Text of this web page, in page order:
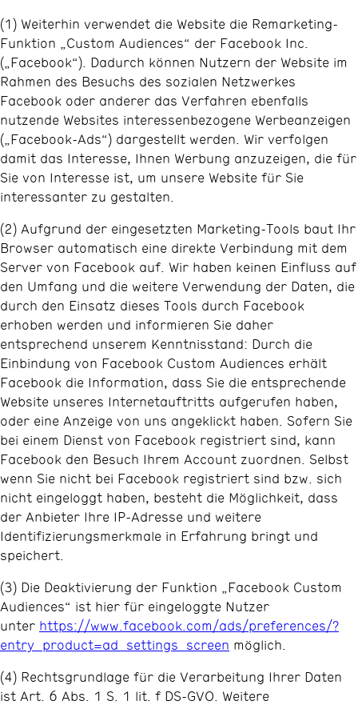
(1) Weiterhin verwendet die Website die Remarketing-
Funktion „Custom Audiences“ der Facebook Inc.
(„Facebook“). Dadurch können Nutzern der Website im
Rahmen des Besuchs des sozialen Netzwerkes
Facebook oder anderer das Verfahren ebenfalls
nutzende Websites interessenbezogene Werbeanzeigen
(„Facebook-Ads“) dargestellt werden. Wir verfolgen
damit das Interesse, Ihnen Werbung anzuzeigen, die für
Sie von Interesse ist, um unsere Website für Sie
interessanter zu gestalten.
(2) Aufgrund der eingesetzten Marketing-Tools baut Ihr
Browser automatisch eine direkte Verbindung mit dem
Server von Facebook auf. Wir haben keinen Einfluss auf
den Umfang und die weitere Verwendung der Daten, die
durch den Einsatz dieses Tools durch Facebook
erhoben werden und informieren Sie daher
entsprechend unserem Kenntnisstand: Durch die
Einbindung von Facebook Custom Audiences erhält
Facebook die Information, dass Sie die entsprechende
Website unseres Internetauftritts aufgerufen haben,
oder eine Anzeige von uns angeklickt haben. Sofern Sie
bei einem Dienst von Facebook registriert sind, kann
Facebook den Besuch Ihrem Account zuordnen. Selbst
wenn Sie nicht bei Facebook registriert sind bzw. sich
nicht eingeloggt haben, besteht die Möglichkeit, dass
der Anbieter Ihre IP-Adresse und weitere
Identifizierungsmerkmale in Erfahrung bringt und
speichert.
(3) Die Deaktivierung der Funktion „Facebook Custom
Audiences“ ist hier für eingeloggte Nutzer
unter https://www.facebook.com/ads/preferences/?
entry_product=ad_settings_screen möglich.
(4) Rechtsgrundlage für die Verarbeitung Ihrer Daten
ist Art. 6 Abs. 1 S. 1 lit. f DS-GVO. Weitere